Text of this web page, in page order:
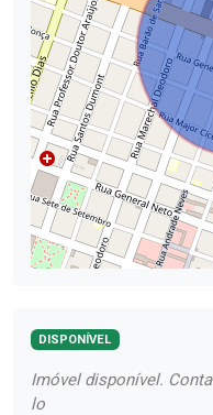
DISPONÍVEL
Imóvel disponível.
lo